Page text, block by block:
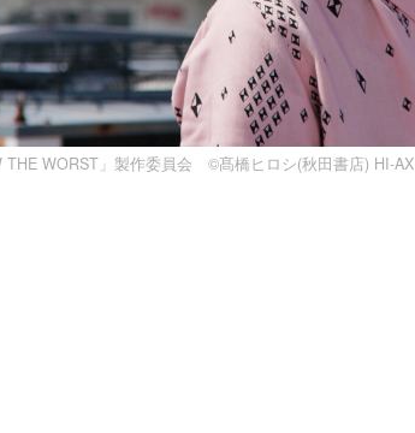
THE WORST」製作委員会 ©髙橋ヒロシ(秋田書店) HI-AX